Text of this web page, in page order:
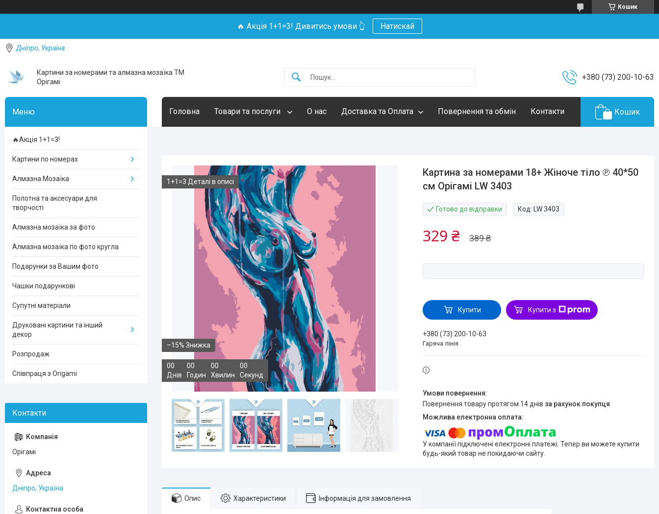
Кошик
🔥 Акція 1+1=3! Дивитись умови 👆 Натискай
Дніпро, Україна
Картини за номерами та алмазна мозаїка ТМ
Орігамі
+380 (73) 200-10-63
Головна Товари та послуги О нас Доставка та Оплата Повернення та обмін Контакти Кошик
1+1=3 Деталі в описі
–15%
00
Днів
00
Годин
00
Хвилин
00
Секунд
Картина за номерами 18+ Жіноче тіло ℗ 40*50
см Орігамі LW 3403
Готово до відправки Код: LW 3403
389 ₴
329 ₴
Купити Купити з
+380 (73) 200-10-63
Гаряча лінія
повернення товару протягом 14 днів за рахунок покупця
У компанії підключені електронні платежі. Тепер ви можете купити
будь-який товар не покидаючи сайту.
Опис Характеристики Інформація для замовлення
🔥Акція 1+1=3!
Картини по номерах
Алмазна Мозаїка
Полотна та аксесуари для
творчості
Алмазна мозаїка за фото
Алмазна мозаїка по фото кругла
Подарунки за Вашим фото
Чашки подарункові
Супутні матеріали
Друковані картини та інший
декор
Розпродаж
Співпраця з Origami
Орігамі
Дніпро, Україна